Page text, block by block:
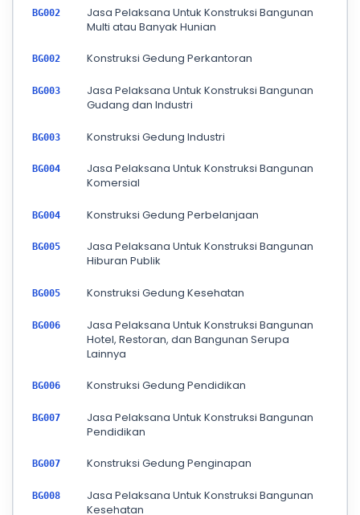
BG002
Jasa Pelaksana Untuk Konstruksi Bangunan
Multi atau Banyak Hunian
BG002 Konstruksi Gedung Perkantoran
BG003
Jasa Pelaksana Untuk Konstruksi Bangunan
Gudang dan Industri
BG003 Konstruksi Gedung Industri
BG004
Jasa Pelaksana Untuk Konstruksi Bangunan
Komersial
BG004 Konstruksi Gedung Perbelanjaan
BG005
Jasa Pelaksana Untuk Konstruksi Bangunan
Hiburan Publik
BG005 Konstruksi Gedung Kesehatan
BG006
Jasa Pelaksana Untuk Konstruksi Bangunan
Hotel, Restoran, dan Bangunan Serupa
Lainnya
BG006 Konstruksi Gedung Pendidikan
BG007
Jasa Pelaksana Untuk Konstruksi Bangunan
Pendidikan
BG007 Konstruksi Gedung Penginapan
BG008
Jasa Pelaksana Untuk Konstruksi Bangunan
Kesehatan